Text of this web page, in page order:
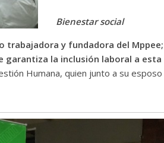
Bienestar social
trabajadora y fundadora del
la inclusión laboral a esta
Humana, quien junto a su